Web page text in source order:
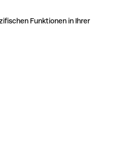
Funktionen in Ihrer